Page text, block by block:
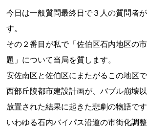
今日は一般質問最終日で３人の質問者
す。
その２番目が私で「佐伯区石内地区の
題」について当局を質します。
安佐南区と佐伯区にまたがるこの地区
西部丘陵都市建設計画が、バブル崩壊
放置された結果に起きた悲劇の物語です
いわゆる石内バイパス沿道の市街化調